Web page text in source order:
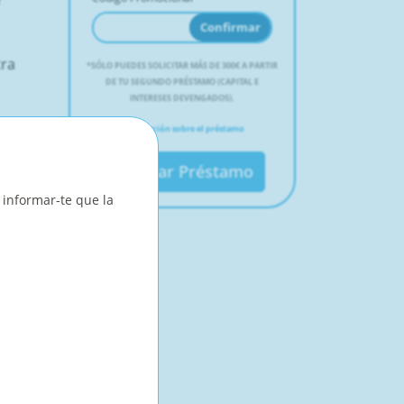
Confirmar
* SÓLO PUEDES SOLICITAR MÁS DE 300€ A PARTIR
DE TU SEGUNDO PRÉSTAMO (CAPITAL E
INTERESES DEVENGADOS).
Información sobre el préstamo
Solicitar Préstamo
informar-te que la